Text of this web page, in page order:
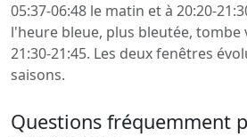
05:37-06:48 le matin et à 20:20-
l'heure bleue, plus bleutée, tombe
21:30-21:45. Les deux fenêtres
saisons.
Questions fréquemment